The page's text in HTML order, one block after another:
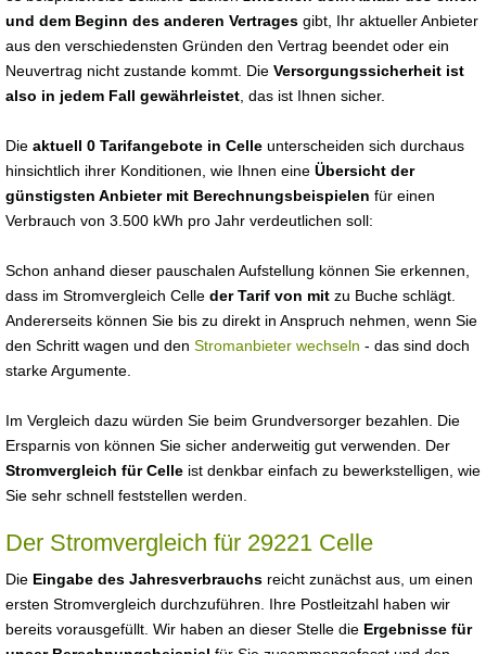
und dem Beginn des anderen Vertrages gibt, Ihr aktueller Anbieter
aus den verschiedensten Gründen den Vertrag beendet oder ein
Neuvertrag nicht zustande kommt. Die Versorgungssicherheit ist
also in jedem Fall gewährleistet , das ist Ihnen sicher.
Die aktuell 0 Tarifangebote in Celle unterscheiden sich durchaus
hinsichtlich ihrer Konditionen, wie Ihnen eine Übersicht der
günstigsten Anbieter mit Berechnungsbeispielen für einen
Verbrauch von 3.500 kWh pro Jahr verdeutlichen soll:
Schon anhand dieser pauschalen Aufstellung können Sie erkennen,
dass im Stromvergleich Celle der Tarif von mit zu Buche schlägt.
Andererseits können Sie bis zu direkt in Anspruch nehmen, wenn Sie
den Schritt wagen und den Stromanbieter wechseln - das sind doch
starke Argumente.
Im Vergleich dazu würden Sie beim Grundversorger bezahlen. Die
Ersparnis von können Sie sicher anderweitig gut verwenden. Der
Stromvergleich für Celle ist denkbar einfach zu bewerkstelligen, wie
Sie sehr schnell feststellen werden.
Der Stromvergleich für 29221 Celle
Die Eingabe des Jahresverbrauchs reicht zunächst aus, um einen
ersten Stromvergleich durchzuführen. Ihre Postleitzahl haben wir
bereits vorausgefüllt. Wir haben an dieser Stelle die Ergebnisse für